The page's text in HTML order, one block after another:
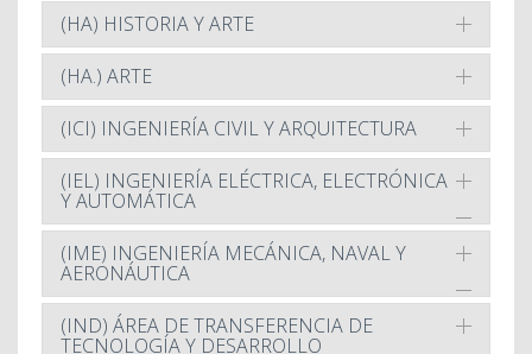
(HA) HISTORIA Y ARTE
(HA.) ARTE
(ICI) INGENIERÍA CIVIL Y ARQUITECTURA
(IEL) INGENIERÍA ELÉCTRICA, ELECTRÓNICA
Y AUTOMÁTICA
(IME) INGENIERÍA MECÁNICA, NAVAL Y
AERONÁUTICA
(IND) ÁREA DE TRANSFERENCIA DE
TECNOLOGÍA Y DESARROLLO